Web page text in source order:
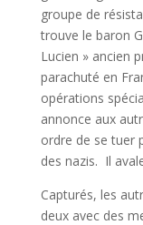
groupe de
trouve le baron
Lucien » ancien
parachuté en
opérations
annonce aux
ordre de se tuer
des nazis. Il
Capturés, les
deux avec des